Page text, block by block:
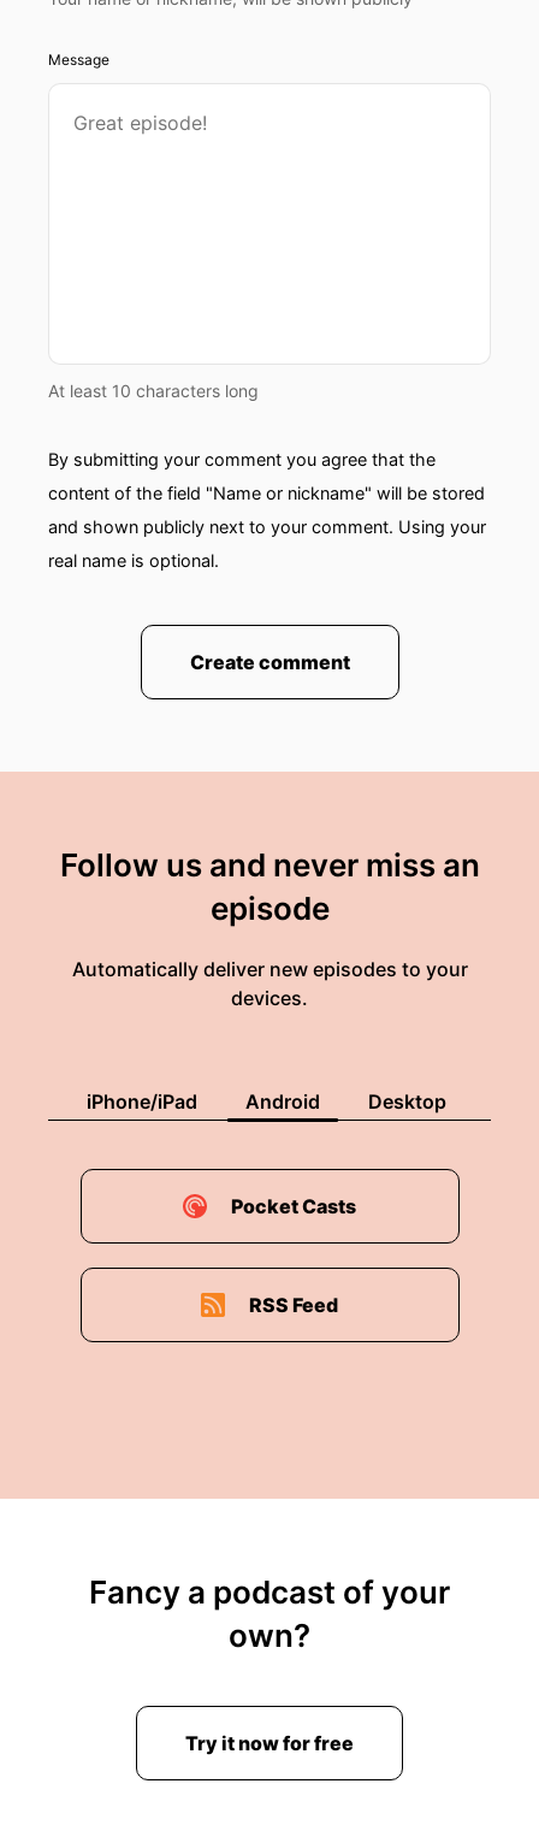
Message
At least 10 characters long
By submitting your comment you agree that the
content of the field "Name or nickname" will be stored
and shown publicly next to your comment. Using your
real name is optional.
Create comment
Follow us and never miss an
episode
Automatically deliver new episodes to your
devices.
iPhone/iPad Android Desktop
Pocket Casts
RSS Feed
Fancy a podcast of your
own?
Try it now for free